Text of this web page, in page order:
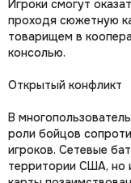
Игроки смогут
проходя сюжетную
товарищем в
консолью.
Открытый конфликт
В
роли бойцов
игроков. Сетевые
территории США, но